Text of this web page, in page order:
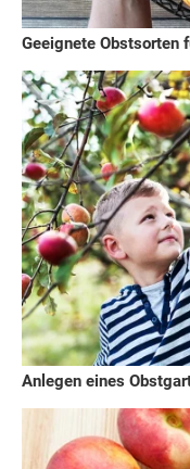
Geeignete Obstsorten
Anlegen eines